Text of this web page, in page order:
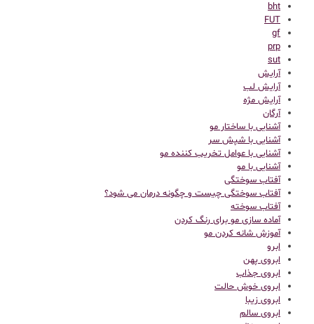
bht
FUT
gf
prp
sut
آرایش
آرایش لب
آرایش مژه
آرگان
آشنایی با ساختار مو
آشنایی با شپش سر
آشنایی با عوامل تخریب کننده مو
آشنایی با مو
آفتاب سوختگی
آفتاب سوختگی چیست و چگونه درمان می شود؟
آفتاب سوخته
آماده سازی مو برای رنگ کردن
آموزش شانه کردن مو
ابرو
ابروی پهن
ابروی جذاب
ابروی خوش حالت
ابروی زیبا
ابروی سالم